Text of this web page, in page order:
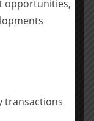
in Afrika,
sowie
führenden
und
diese
opportunities,
transactions